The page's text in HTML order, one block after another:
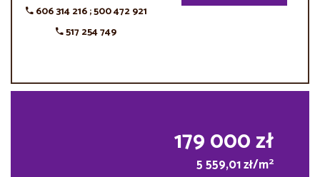
606 314 216 ; 500 472 921
517 254 749
179 000 zł
5 559,01 zł/m2